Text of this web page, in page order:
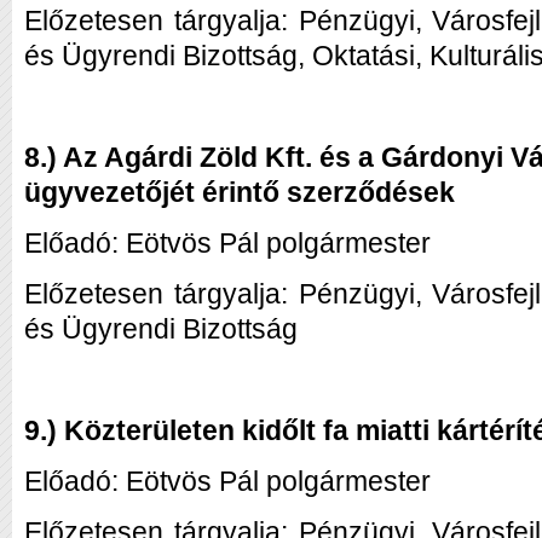
Előzetesen tárgyalja: Pénzügyi,
és Ügyrendi Bizottság, Oktatási,
8.) Az Agárdi Zöld Kft. és a Gárdonyi
ügyvezetőjét érintő szerződések
Előadó: Eötvös Pál polgármester
Előzetesen tárgyalja: Pénzügyi,
és Ügyrendi Bizottság
9.) Közterületen kidőlt fa miatti
Előadó: Eötvös Pál polgármester